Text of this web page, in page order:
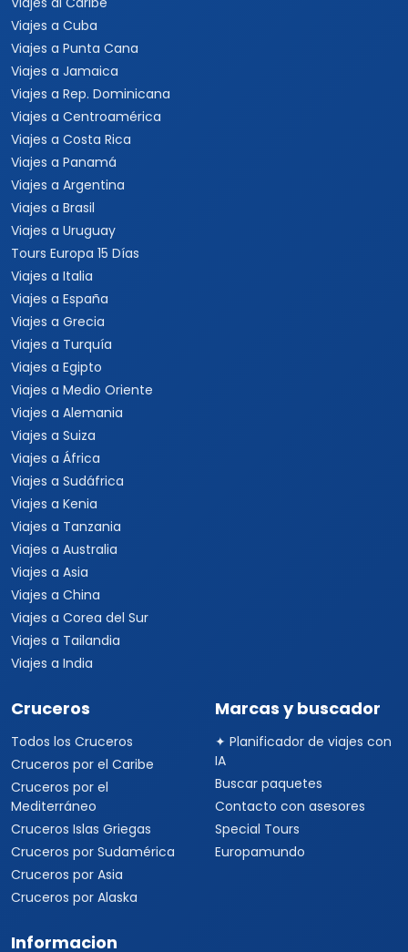
Viajes a Cuba
Viajes a Punta Cana
Viajes a Jamaica
Viajes a Rep. Dominicana
Viajes a Centroamérica
Viajes a Costa Rica
Viajes a Panamá
Viajes a Argentina
Viajes a Brasil
Viajes a Uruguay
Tours Europa 15 Días
Viajes a Italia
Viajes a España
Viajes a Grecia
Viajes a Turquía
Viajes a Egipto
Viajes a Medio Oriente
Viajes a Alemania
Viajes a Suiza
Viajes a África
Viajes a Sudáfrica
Viajes a Kenia
Viajes a Tanzania
Viajes a Australia
Viajes a Asia
Viajes a China
Viajes a Corea del Sur
Viajes a Tailandia
Viajes a India
Cruceros
Todos los Cruceros
Cruceros por el Caribe
Cruceros por el
Mediterráneo
Cruceros Islas Griegas
Cruceros por Sudamérica
Cruceros por Asia
Cruceros por Alaska
Marcas y buscador
✦ Planificador de viajes con
IA
Buscar paquetes
Contacto con asesores
Special Tours
Europamundo
Informacion